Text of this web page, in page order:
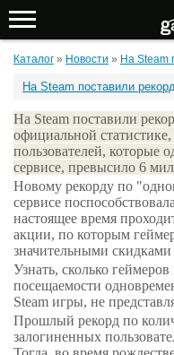
Каталог » Новости » На Steam
На Steam поставили
На Steam поставили
официальной
пользователей, которые
сервисе, превысило 6
Новому рекорду по
сервисе
настоящее время
акции, по которым
значительными
Узнать, сколько
посещаемости
Steam игры, не
Прошлый рекорд по
залогиненных